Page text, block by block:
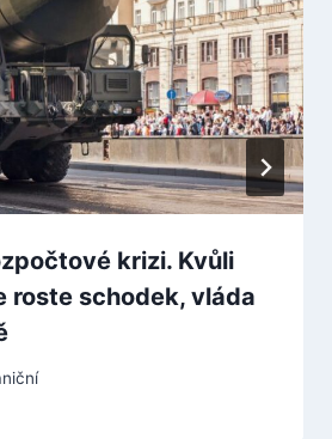
krizi. Kvůli
roste schodek, vláda